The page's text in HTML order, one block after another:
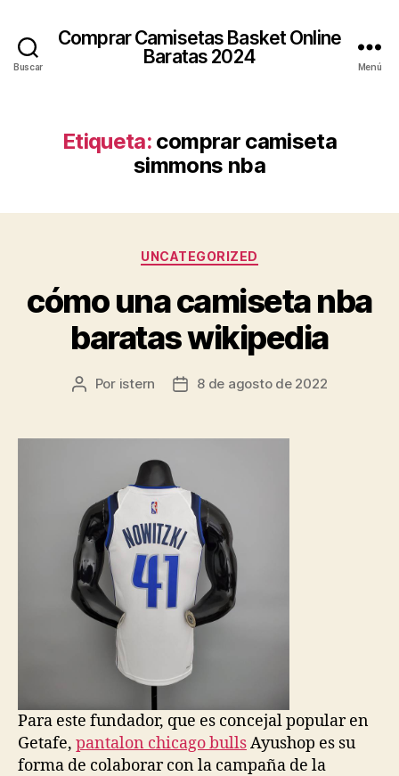
Buscar
Comprar Camisetas Basket Online
Baratas 2024
Menú
Etiqueta: comprar camiseta
simmons nba
Categorías
UNCATEGORIZED
cómo una camiseta nba
baratas wikipedia
Autor
entrada
Por istern
Fecha
entrada
8 de agosto de 2022
Para este fundador, que es concejal popular en
Getafe, pantalon chicago bullsAyushop es su
forma de colaborar con la campaña de la